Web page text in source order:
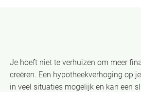
Je hoeft niet te verhuizen om meer
creëren. Een hypotheekverhoging op
in veel situaties mogelijk en kan een